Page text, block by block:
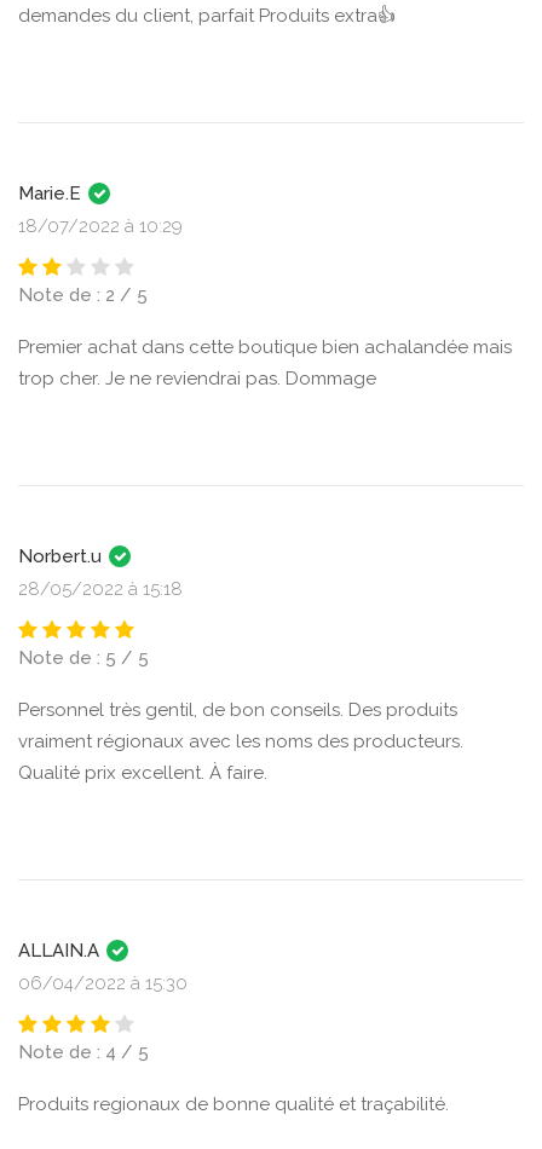
demandes du client, parfait Produits extra👍
Marie.E
18/07/2022 à 10:29
Note de : 2 / 5
Premier achat dans cette boutique bien achalandée mais
trop cher. Je ne reviendrai pas. Dommage
Norbert.u
28/05/2022 à 15:18
Note de : 5 / 5
Personnel très gentil, de bon conseils. Des produits
vraiment régionaux avec les noms des producteurs.
Qualité prix excellent. À faire.
ALLAIN.A
06/04/2022 à 15:30
Note de : 4 / 5
Produits regionaux de bonne qualité et traçabilité.